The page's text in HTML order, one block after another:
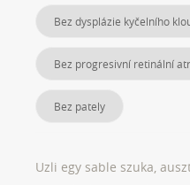
Bez dysplázie kyčelního
Bez progresivní retinální
Bez pately
Uzli egy sable szuka,